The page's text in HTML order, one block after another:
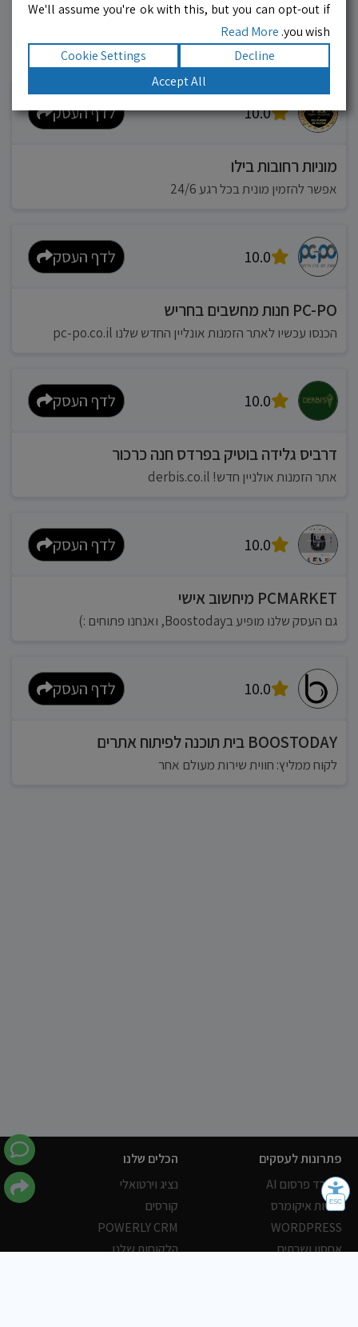
עסקים מומלצים!רוצים גם? לחצו כאן
10.0 לדף העסק
מוניות רחובות בילו
אפשר להזמין מונית בכל רגע 24/6
10.0 לדף העסק
PC-PO חנות מחשבים בחריש
הכנסו עכשיו לאתר הזמנות אונליין החדש שלנו pc-po.co.il
10.0 לדף העסק
דרביס גלידה בוטיק בפרדס חנה כרכור
אתר הזמנות אולניין חדש! derbis.co.il
10.0 לדף העסק
PCMARKET מיחשוב אישי
גם העסק שלנו מופיע בBoostoday, ואנחנו פתוחים :)
10.0 לדף העסק
BOOSTODAY בית תוכנה לפיתוח אתרים
לקוח ממליץ: חווית שירות מעולם אחר
פתרונות לעסקים
משרד פרסום AI
חנויות איקומרס
WORDPRESS
אחסון ושרתים
הכלים שלנו
נציג וירטואלי
קורסים
POWERLY CRM
הלקוחות שלנו
We'll assume you're ok with this, but you can opt-out if
you wish.
Read More
Decline
Cookie Settings
Accept All